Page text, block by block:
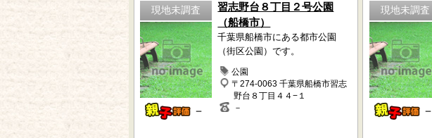
現地未調査
－
習志野台８丁目２号公園
（船橋市）
千葉県船橋市にある都市公園
（街区公園）です。
公園
〒274-0063 千葉県船橋市習志
野台８丁目４４−１
－
現地未調査
－